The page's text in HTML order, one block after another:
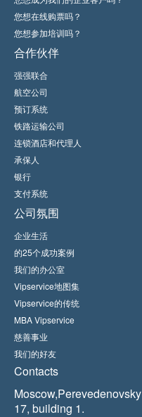
您想在线购票吗？
您想参加培训吗？
合作伙伴
强强联合
航空公司
预订系统
铁路运输公司
连锁酒店和代理人
承保人
银行
支付系统
公司氛围
企业生活
的25个成功案例
我们的办公室
Vipservice地图集
Vipservice的传统
MBA Vipservice
慈善事业
我们的好友
Contacts
17, building 1.